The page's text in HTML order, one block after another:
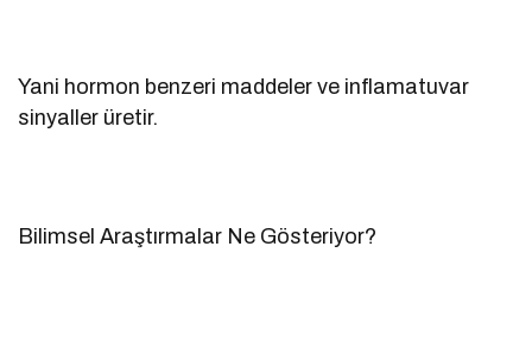
Yani hormon benzeri maddeler ve inflamatuvar
sinyaller üretir.
Bilimsel Araştırmalar Ne Gösteriyor?